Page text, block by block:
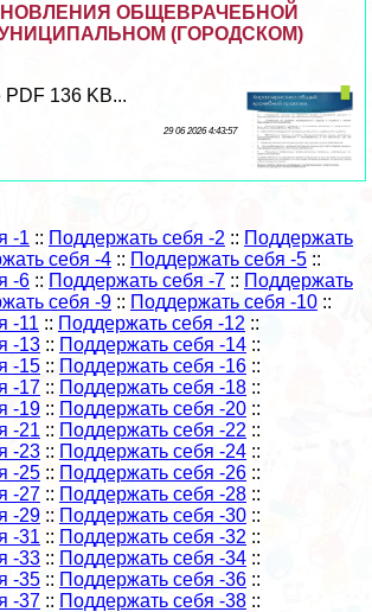
ОБЩЕВРАЧЕБНОЙ
(ГОРОДСКОМ)
136 KB...
29 06 2026 4:43:57
-1 :: Поддержать себя -2 :: Поддержать
себя -4 :: Поддержать себя -5 ::
-6 :: Поддержать себя -7 :: Поддержать
себя -9 :: Поддержать себя -10 ::
-11 :: Поддержать себя -12 ::
-13 :: Поддержать себя -14 ::
-15 :: Поддержать себя -16 ::
-17 :: Поддержать себя -18 ::
-19 :: Поддержать себя -20 ::
-21 :: Поддержать себя -22 ::
-23 :: Поддержать себя -24 ::
-25 :: Поддержать себя -26 ::
-27 :: Поддержать себя -28 ::
-29 :: Поддержать себя -30 ::
-31 :: Поддержать себя -32 ::
-33 :: Поддержать себя -34 ::
-35 :: Поддержать себя -36 ::
-37 :: Поддержать себя -38 ::